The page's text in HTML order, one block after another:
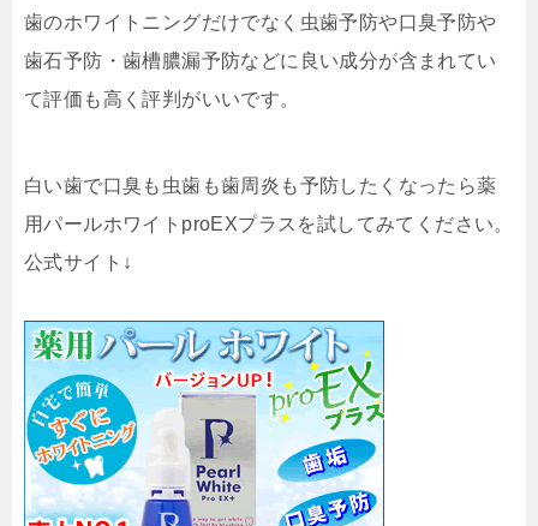
歯のホワイトニングだけでなく虫歯予防や口臭予防や
歯石予防・歯槽膿漏予防などに良い成分が含まれてい
て評価も高く評判がいいです。
白い歯で口臭も虫歯も歯周炎も予防したくなったら薬
用パールホワイトproEXプラスを試してみてください。
公式サイト↓